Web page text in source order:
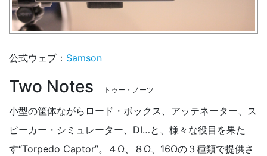
公式ウェブ： Samson
Two Notes トゥー・ノーツ
小型の筐体ながらロード・ボックス、アッテネーター、ス
ピーカー・シミュレーター、DI…と、様々な役目を果た
す“Torpedo Captor”。４Ω、８Ω、16Ωの３種類で提供さ